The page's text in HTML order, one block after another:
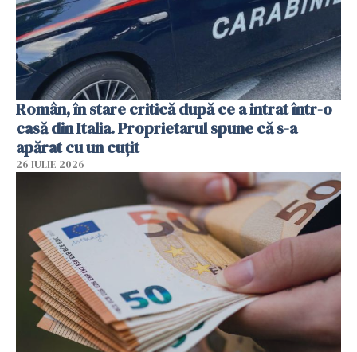
Român, în stare critică după ce a intrat într-o
casă din Italia. Proprietarul spune că s-a
apărat cu un cuțit
26 IULIE 2026